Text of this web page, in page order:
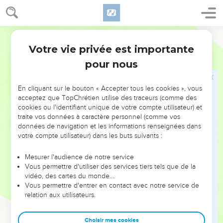
Jean 10
œuvre que nous te lapidons, mais pour un blasphème, parce
que toi, qui es un être humain, tu te fais Dieu. »
34
Jésus leur répondit : « N'est-il pas écrit dans votre loi : J'ai
dit : ‘Vous êtes des dieux’ ?
S’il est vrai qu’elle a appelé dieux ceux à qui la parole de
Dieu a été adressée et si l'Ecriture ne peut pas être annulée,
comment pouvez-vous dire à celui que le Père a consacré
et envoyé dans le monde : ‘Tu blasphèmes’, et cela parce
que j'ai affirmé : ‘Je suis le Fils de Dieu’ ?
Si je ne fais pas les œuvres de mon Père, ne me croyez
Mais si je les fais, même si vous ne me croyez pas, croyez
à ces œuvres afin de savoir et de reconnaître que le Père est
en moi et que je suis en lui. »
Voilà pourquoi ils cherchaient encore à l'arrêter, mais il
leur échappa.
Votre vie privée est importante
pour nous
En cliquant sur le bouton « Accepter tous les cookies », vous
acceptez que TopChrétien utilise des traceurs (comme des
cookies ou l'identifiant unique de votre compte utilisateur) et
traite vos données à caractère personnel (comme vos
données de navigation et les informations renseignées dans
votre compte utilisateur) dans les buts suivants :
Mesurer l'audience de notre service
Vous permettre d'utiliser des services tiers tels que de la
vidéo, des cartes du monde…
Vous permettre d'entrer en contact avec notre service de
relation aux utilisateurs.
Choisir mes cookies